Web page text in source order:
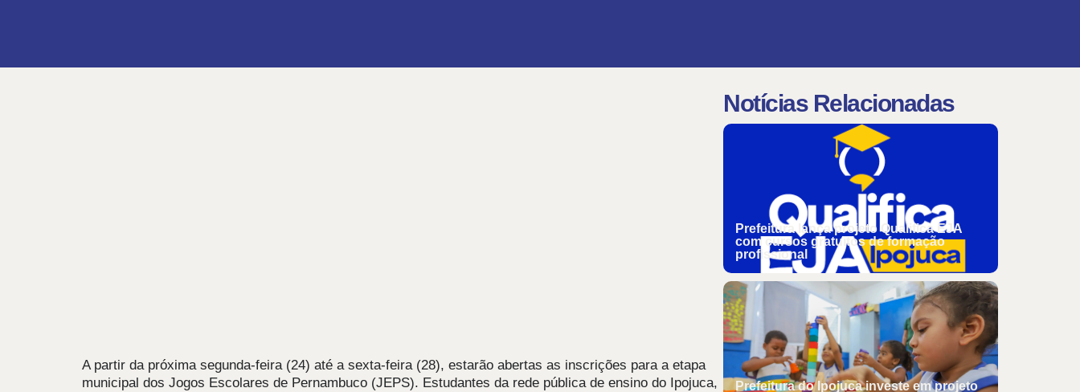
A partir da próxima segunda-feira (24) até a sexta-feira (28), estarão abertas as inscrições para a etapa
municipal dos Jogos Escolares de Pernambuco (JEPS). Estudantes da rede pública de ensino do Ipojuca,
Notícias Relacionadas
Prefeitura lança projeto Qualifica EJA
com cursos gratuitos de formação
profissional
Prefeitura do Ipojuca investe em projeto